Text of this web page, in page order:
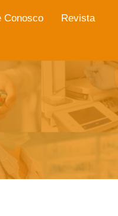
Conosco Revista